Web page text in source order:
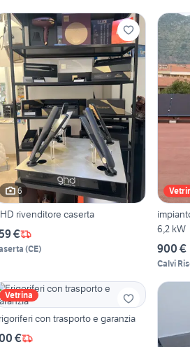
6
rivenditore caserta
€
(CE)
6,2 kW
900 €
Calvi
Vetrina
con trasporto e garanzia
€